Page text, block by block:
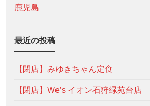
鹿児島
最近の投稿
【閉店】みゆきちゃん定食
【閉店】We’s イオン石狩緑苑台店